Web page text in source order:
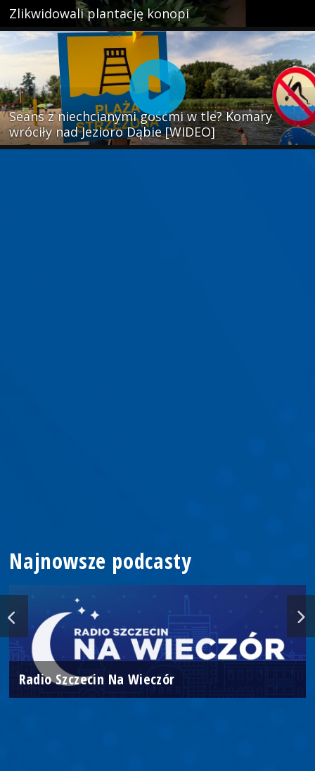
Zlikwidowali plantację konopi
Seans z niechcianymi gośćmi w tle? Komary
wróciły nad Jezioro Dąbie [WIDEO]
Najnowsze podcasty
Radio Szczecin Na Wieczór